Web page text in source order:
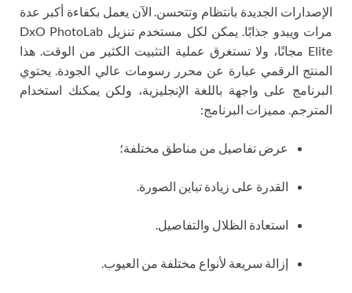
الإصدارات الجديدة بانتظام وتتحسن. الآن يعمل بكفاءة أكبر عدة
مرات ويبدو جذابًا. يمكن لكل مستخدم تنزيل DxO PhotoLab
Elite مجانًا، ولا تستغرق عملية التثبيت الكثير من الوقت. هذا
المنتج الرقمي عبارة عن محرر رسومات عالي الجودة. يحتوي
البرنامج على واجهة باللغة الإنجليزية، ولكن يمكنك استخدام
المترجم. مميزات البرنامج:
عرض تفاصيل من مناطق مختلفة؛
القدرة على زيادة تباين الصورة.
استعادة الظلال والتفاصيل.
إزالة سريعة لأنواع مختلفة من العيوب.